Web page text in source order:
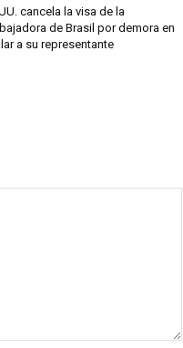
cancela la visa de la
de Brasil por demora en
a su representante